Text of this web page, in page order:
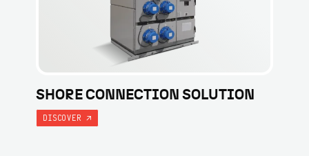
SHORE CONNECTION SOLUTION
DISCOVER